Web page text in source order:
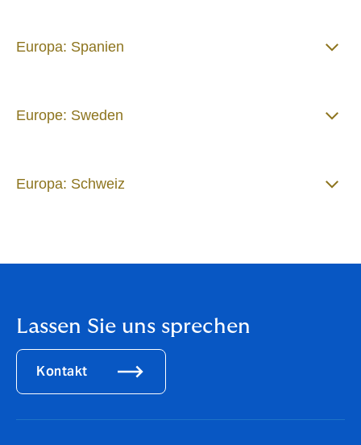
Europa: Spanien
Europe: Sweden
Europa: Schweiz
Lassen Sie uns sprechen
Kontakt